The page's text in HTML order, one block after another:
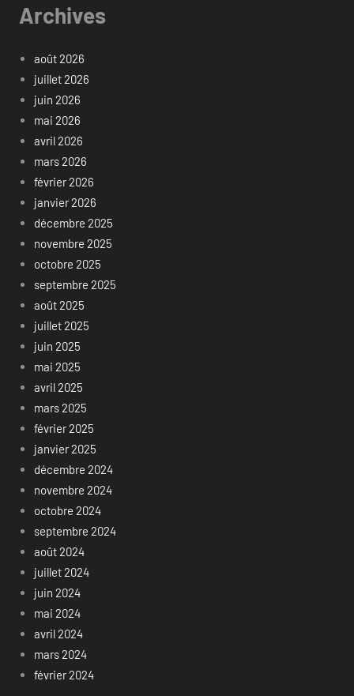
Archives
août 2026
juillet 2026
juin 2026
mai 2026
avril 2026
mars 2026
février 2026
janvier 2026
décembre 2025
novembre 2025
octobre 2025
septembre 2025
août 2025
juillet 2025
juin 2025
mai 2025
avril 2025
mars 2025
février 2025
janvier 2025
décembre 2024
novembre 2024
octobre 2024
septembre 2024
août 2024
juillet 2024
juin 2024
mai 2024
avril 2024
mars 2024
février 2024